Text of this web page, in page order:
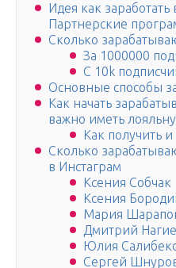
Идея как заработать
Партнерские
Сколько
За 1000000
С 10k
Основные способы
Как начать
важно иметь
Как получить
Сколько
в Инстаграм
Ксения Собчак
Ксения
Мария
Дмитрий
Юлия
Сергей